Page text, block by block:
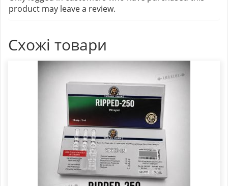
product may leave a review.
Схожі товари